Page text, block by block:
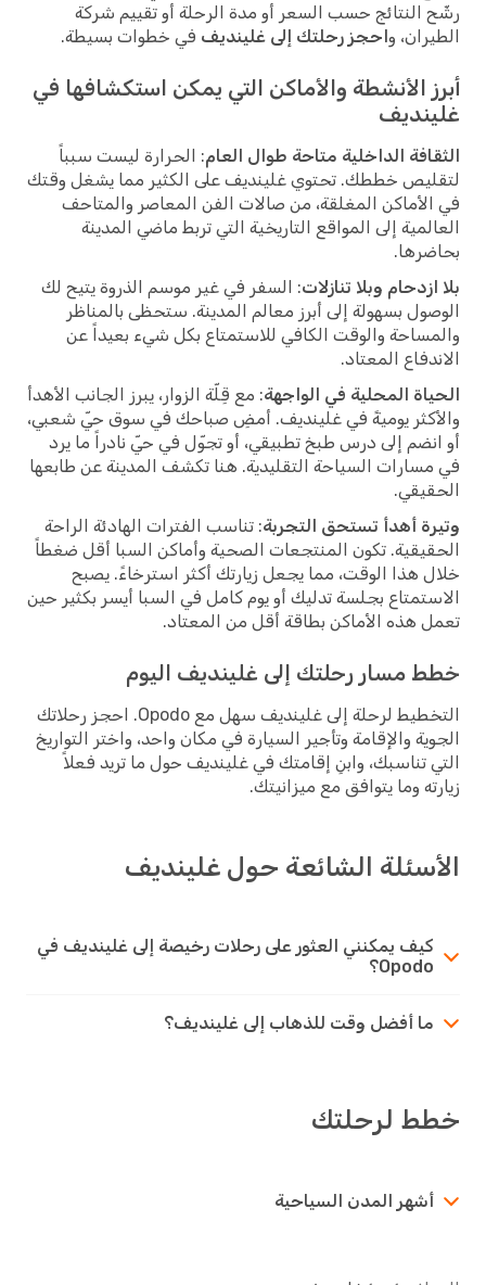
رشّح النتائج حسب السعر أو مدة الرحلة أو تقييم شركة
الطيران، واحجز رحلتك إلى غلينديف في خطوات بسيطة.
أبرز الأنشطة والأماكن التي يمكن استكشافها في
غلينديف
الثقافة الداخلية متاحة طوال العام: الحرارة ليست سبباً
لتقليص خططك. تحتوي غلينديف على الكثير مما يشغل وقتك
في الأماكن المغلقة، من صالات الفن المعاصر والمتاحف
العالمية إلى المواقع التاريخية التي تربط ماضي المدينة
بحاضرها.
بلا ازدحام وبلا تنازلات: السفر في غير موسم الذروة يتيح لك
الوصول بسهولة إلى أبرز معالم المدينة. ستحظى بالمناظر
والمساحة والوقت الكافي للاستمتاع بكل شيء بعيداً عن
الاندفاع المعتاد.
الحياة المحلية في الواجهة: مع قِلّة الزوار، يبرز الجانب الأهدأ
والأكثر يوميةً في غلينديف. أمضِ صباحك في سوق حيّ شعبي،
أو انضم إلى درس طبخ تطبيقي، أو تجوّل في حيّ نادراً ما يرد
في مسارات السياحة التقليدية. هنا تكشف المدينة عن طابعها
الحقيقي.
وتيرة أهدأ تستحق التجربة: تناسب الفترات الهادئة الراحة
الحقيقية. تكون المنتجعات الصحية وأماكن السبا أقل ضغطاً
خلال هذا الوقت، مما يجعل زيارتك أكثر استرخاءً. يصبح
الاستمتاع بجلسة تدليك أو يوم كامل في السبا أيسر بكثير حين
تعمل هذه الأماكن بطاقة أقل من المعتاد.
خطط مسار رحلتك إلى غلينديف اليوم
التخطيط لرحلة إلى غلينديف سهل مع Opodo. احجز رحلاتك
الجوية والإقامة وتأجير السيارة في مكان واحد، واختر التواريخ
التي تناسبك، وابنِ إقامتك في غلينديف حول ما تريد فعلاً
زيارته وما يتوافق مع ميزانيتك.
الأسئلة الشائعة حول غلينديف
كيف يمكنني العثور على رحلات رخيصة إلى غلينديف في
Opodo؟
ما أفضل وقت للذهاب إلى غلينديف؟
خطط لرحلتك
أشهر المدن السياحية